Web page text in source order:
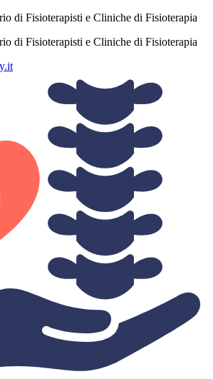
di Fisioterapisti e Cliniche di Fisioterapia
di Fisioterapisti e Cliniche di Fisioterapia